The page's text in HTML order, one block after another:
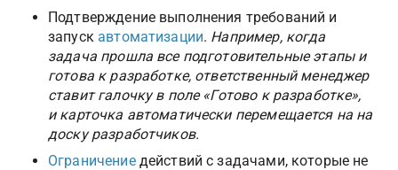
Подтверждение выполнения требований и
запуск автоматизации. Например, когда
задача прошла все подготовительные этапы и
готова к разработке, ответственный менеджер
ставит галочку в поле «Готово к разработке»,
и карточка автоматически перемещается на на
доску разработчиков.
Ограничение действий с задачами, которые не